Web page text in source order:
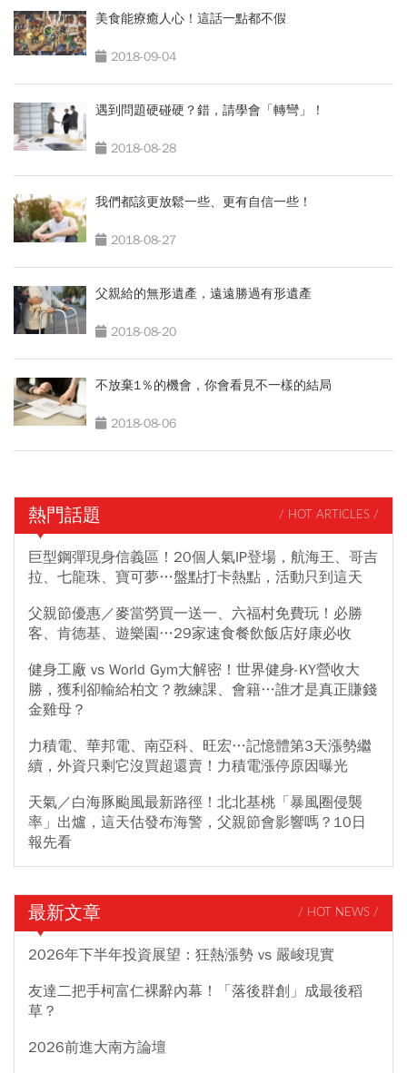
美食能療癒人心！這話一點都不假
2018-09-04
遇到問題硬碰硬？錯，請學會「轉彎」！
2018-08-28
我們都該更放鬆一些、更有自信一些！
2018-08-27
父親給的無形遺產，遠遠勝過有形遺產
2018-08-20
不放棄1％的機會，你會看見不一樣的結局
2018-08-06
熱門話題 / HOT ARTICLES /
巨型鋼彈現身信義區！20個人氣IP登場，航海王、哥吉
拉、七龍珠、寶可夢…盤點打卡熱點，活動只到這天
父親節優惠／麥當勞買一送一、六福村免費玩！必勝
客、肯德基、遊樂園…29家速食餐飲飯店好康必收
健身工廠 vs World Gym大解密！世界健身-KY營收大
勝，獲利卻輸給柏文？教練課、會籍…誰才是真正賺錢
金雞母？
力積電、華邦電、南亞科、旺宏…記憶體第3天漲勢繼
續，外資只剩它沒買超還賣！力積電漲停原因曝光
天氣／白海豚颱風最新路徑！北北基桃「暴風圈侵襲
率」出爐，這天估發布海警，父親節會影響嗎？10日
報先看
最新文章 / HOT NEWS /
2026年下半年投資展望：狂熱漲勢 vs 嚴峻現實
友達二把手柯富仁裸辭內幕！「落後群創」成最後稻
草？
2026前進大南方論壇